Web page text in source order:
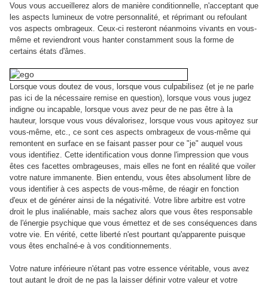
Vous vous accueillerez alors de manière conditionnelle, n'acceptant que
les aspects lumineux de votre personnalité, et réprimant ou refoulant
vos aspects ombrageux. Ceux-ci resteront néanmoins vivants en vous-
même et reviendront vous hanter constamment sous la forme de
certains états d'âmes.
Lorsque vous doutez de vous, lorsque vous culpabilisez (et je ne parle
pas ici de la nécessaire remise en question), lorsque vous vous jugez
indigne ou incapable, lorsque vous avez peur de ne pas être à la
hauteur, lorsque vous vous dévalorisez, lorsque vous vous apitoyez sur
vous-même, etc., ce sont ces aspects ombrageux de vous-même qui
remontent en surface en se faisant passer pour ce "je" auquel vous
vous identifiez. Cette identification vous donne l'impression que vous
êtes ces facettes ombrageuses, mais elles ne font en réalité que voiler
votre nature immanente. Bien entendu, vous êtes absolument libre de
vous identifier à ces aspects de vous-même, de réagir en fonction
d'eux et de générer ainsi de la négativité. Votre libre arbitre est votre
droit le plus inaliénable, mais sachez alors que vous êtes responsable
de l'énergie psychique que vous émettez et de ses conséquences dans
votre vie. En vérité, cette liberté n'est pourtant qu'apparente puisque
vous êtes enchaîné-e à vos conditionnements.
Votre nature inférieure n'étant pas votre essence véritable, vous avez
tout autant le droit de ne pas la laisser définir votre valeur et votre